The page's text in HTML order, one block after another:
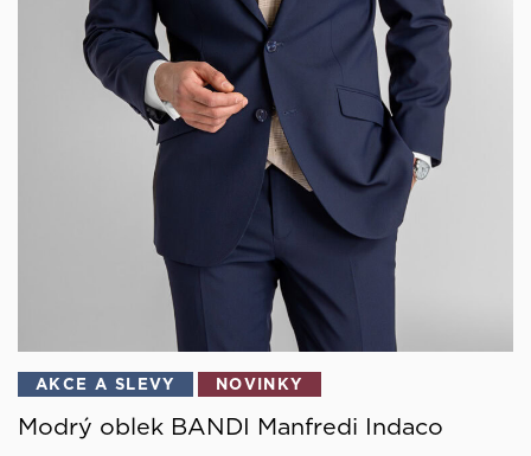
AKCE A SLEVY NOVINKY
Modrý oblek BANDI Manfredi Indaco